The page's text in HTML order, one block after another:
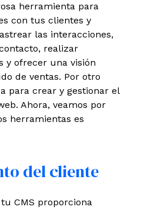
herramienta para
con tus clientes y
las interacciones,
realizar
y ofrecer una visión
de ventas. Por otro
para crear y gestionar el
Ahora, veamos por
herramientas es
del cliente
CMS proporciona